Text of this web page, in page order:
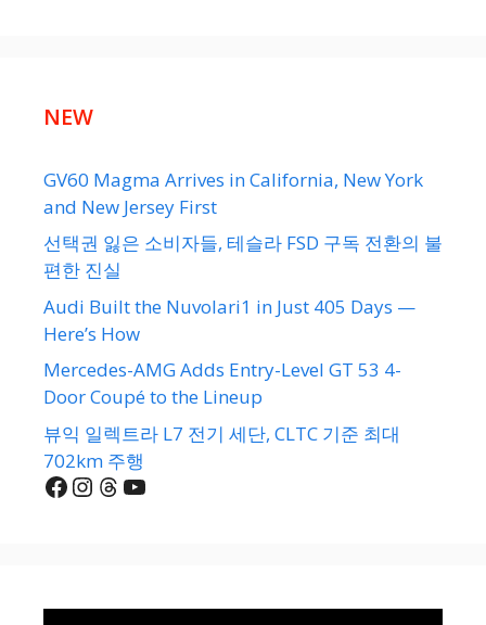
NEW
GV60 Magma Arrives in California, New York
and New Jersey First
선택권 잃은 소비자들, 테슬라 FSD 구독 전환의 불
편한 진실
Audi Built the Nuvolari1 in Just 405 Days —
Here’s How
Mercedes-AMG Adds Entry-Level GT 53 4-
Door Coupé to the Lineup
뷰익 일렉트라 L7 전기 세단, CLTC 기준 최대
702km 주행
Facebook
Instagram
Threads
YouTube